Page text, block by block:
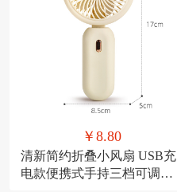
￥8.80
清新简约折叠小风扇 USB充
电款便携式手持三档可调节